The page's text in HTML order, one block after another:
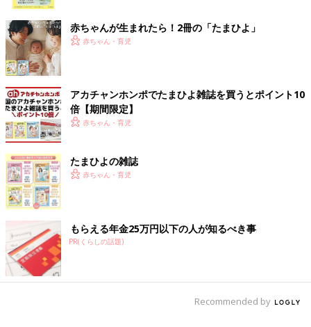
出典：Instagramアカウント「ju__gram」
こちらはju__gramさんが西松屋で購入した、ハローキティの半袖
赤ちゃんが生まれたら！2冊の「たまひよ」
赤ちゃん・育児
アカチャンホンポでたまひよ雑誌を買うとポイント10
倍【期間限定】
赤ちゃん・育児
たまひよの雑誌
赤ちゃん・育児
もらえる年金25万円以下の人が知るべき事
PR(くらしの話題)
Recommended by